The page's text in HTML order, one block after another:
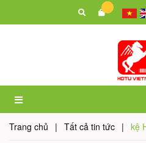
Trang chủ | Tất cả tin tức | kệ